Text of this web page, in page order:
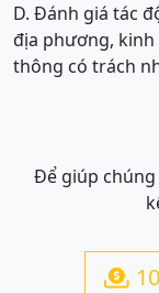
D. Đánh giá tác
địa phương,
thông có trách
Để giúp
